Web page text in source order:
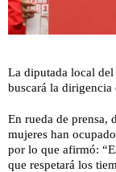
La diputada local
buscará la dirigencia
En rueda de prensa,
mujeres han
por lo que afirmó:
que respetará los